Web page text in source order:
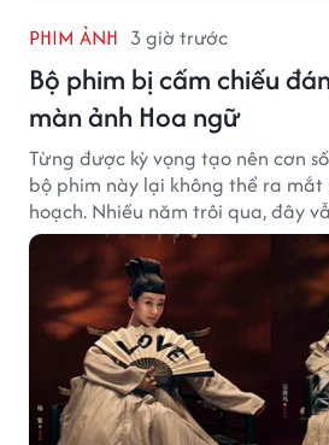
PHIM ẢNH 3 giờ trước
Bộ phim bị cấm chiếu
màn ảnh Hoa ngữ
Từng được kỳ vọng tạo nên cơn
bộ phim này lại không thể ra
hoạch. Nhiều năm trôi qua, đây
trường hợp đáng tiếc bậc nhất